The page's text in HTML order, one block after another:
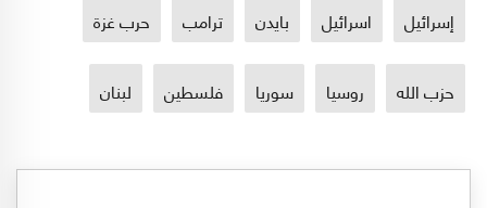
إسرائيل اسرائيل بايدن ترامب حرب غزة
حزب الله روسيا سوريا فلسطين لبنان